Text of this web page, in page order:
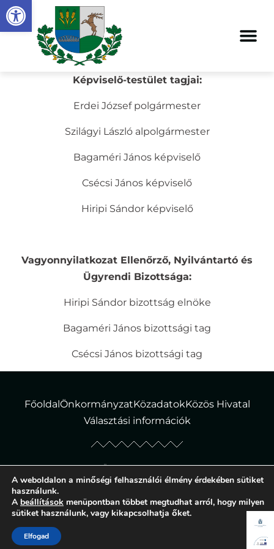
Eszköztár megnyitása
Képviselő-testület tagjai:
Erdei József polgármester
Szilágyi László alpolgármester
Bagaméri János képviselő
Csécsi János képviselő
Hiripi Sándor képviselő
Vagyonnyilatkozat Ellenőrző, Nyilvántartó és
Ügyrendi Bizottsága:
Hiripi Sándor bizottság elnöke
Bagaméri János bizottsági tag
Csécsi János bizottsági tag
FőoldalÖnkormányzatKözadatokKözös Hivatal
Választási információk
© Tiborszállás Község Önkormányzata – Minden jog fenntartva!
Adatvédelmi tájékoztató|Süti szabályzat
A weboldalon a minőségi felhasználói élmény érdekében sütiket
használunk.
A beállítások menüpontban többet megtudhat arról, hogy milyen
sütiket használunk, vagy kikapcsolhatja őket.
Elfogad